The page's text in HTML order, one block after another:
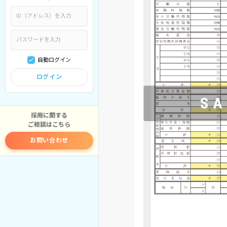
自動ログイン
ログイン
採用に関する
ご相談はこちら
お問い合わせ